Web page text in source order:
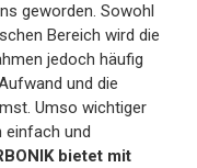
geworden. Sowohl
Bereich wird die
jedoch häufig
und die
Umso wichtiger
einfach und
bietet mit